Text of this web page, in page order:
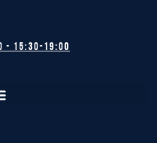
15:30-19:00